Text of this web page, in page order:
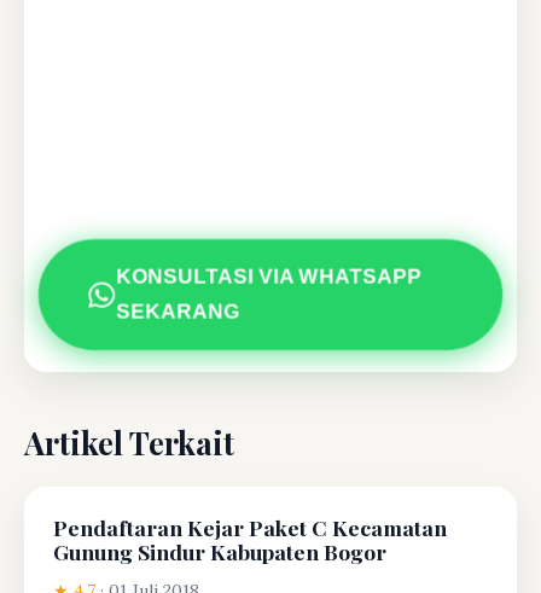
KONSULTASI VIA WHATSAPP
SEKARANG
Artikel Terkait
Pendaftaran Kejar Paket C Kecamatan
Gunung Sindur Kabupaten Bogor